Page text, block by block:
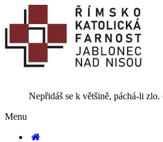
Nepřidáš se k většině, páchá-li
Menu